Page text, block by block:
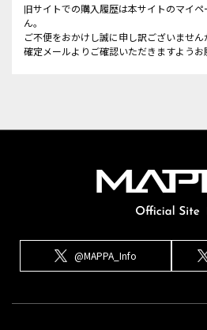
旧サイトでの購入履歴は本サイトのマイ
ん。
ご不便をおかけし誠に申し訳ございませ
確定メールよりご確認いただきますようお
@MAPPA_Info